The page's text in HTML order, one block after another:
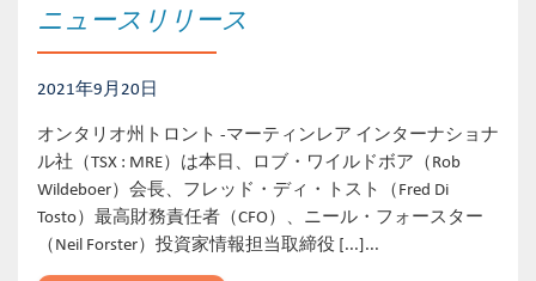
ニュースリリース
2021年9月20日
オンタリオ州トロント -マーティンレア インターナショナ
ル社（TSX : MRE）は本日、ロブ・ワイルドボア（Rob
Wildeboer）会長、フレッド・ディ・トスト（Fred Di
Tosto）最高財務責任者（CFO）、ニール・フォースター
（Neil Forster）投資家情報担当取締役 [...]...